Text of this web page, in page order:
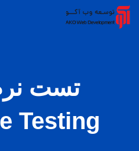
تست
Testing